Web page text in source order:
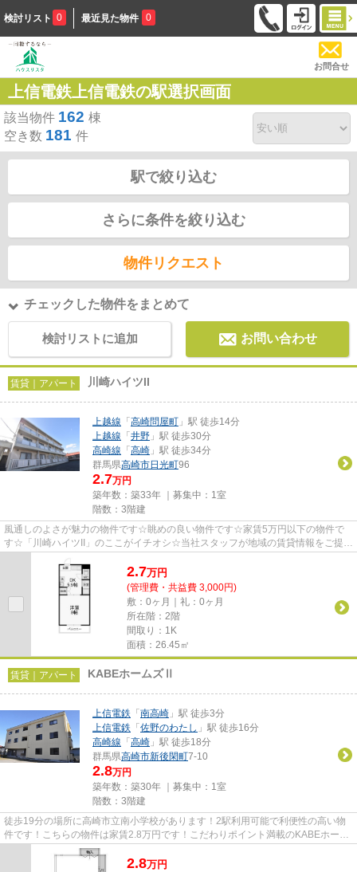
検討リスト 0 最近見た物件 0
お問合せ
上信電鉄上信電鉄の駅選択画面
該当物件 162 棟
空き数 181 件
駅で絞り込む
さらに条件を絞り込む
物件リクエスト
チェックした物件をまとめて
検討リストに追加 お問い合わせ
賃貸｜アパート 川崎ハイツII
上越線 「 高崎問屋町 」駅 徒歩14分
上越線 「 井野 」駅 徒歩30分
高崎線 「 高崎 」駅 徒歩34分
群馬県高崎市日光町96
2.7万円
築年数：築33年 ｜募集中： 1室
階数：3階建
風通しのよさが魅力の物件です☆眺めの良い物件です☆家賃5万円以下の物件で
す☆「川崎ハイツII」のここがイチオシ☆当社スタッフが地域の賃貸情報をご提供
2.7万円
(管理費・共益費 3,000円)
敷：0ヶ月｜礼：0ヶ月
所在階：2階
間取り：1K
面積：26.45㎡
賃貸｜アパート KABEホームズⅡ
上信電鉄 「 南高崎 」駅 徒歩3分
上信電鉄 「 佐野のわたし 」駅 徒歩16分
高崎線 「 高崎 」駅 徒歩18分
群馬県高崎市新後閑町7-10
2.8万円
築年数：築30年 ｜募集中： 1室
階数：3階建
徒歩19分の場所に高崎市立南小学校があります！2駅利用可能で利便性の高い物
件です！こちらの物件は家賃2.8万円です！こだわりポイント満載のKABEホーム
ズⅡ！高崎市エリアにある賃貸情...
2.8万円